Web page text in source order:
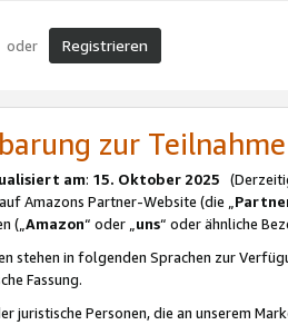
oder Registrieren
zur
am: 15. Oktober 2025
Amazons Partner-Website (die „
(„Amazon“ oder „uns“ oder ähnliche
stehen in folgenden Sprachen zur
Fassung.
juristische Personen, die an unserem